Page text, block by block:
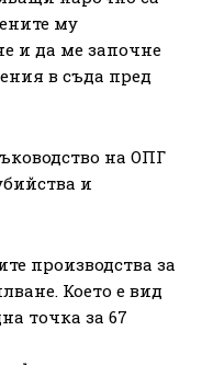
му
и да ме започне
в съда пред
на ОПГ
и
производства за
Което е вид
точка за 67